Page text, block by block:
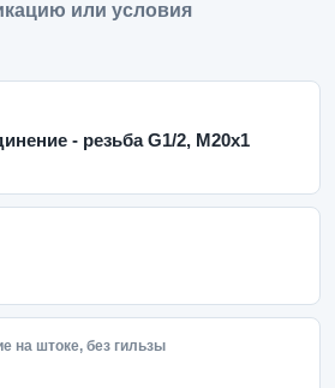
или условия
- резьба G1/2, М20х1
на штоке, без гильзы